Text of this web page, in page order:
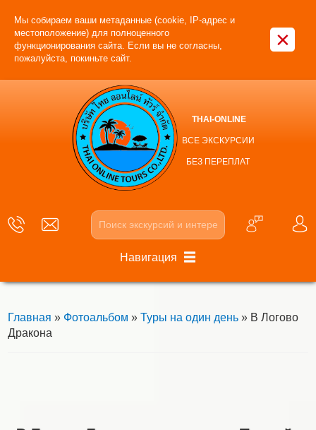
Мы собираем ваши метаданные (cookie, IP-адрес и
местоположение) для полноценного
функционирования сайта. Если вы не согласны,
пожалуйста, покиньте сайт.
×
THAI-ONLINE
ВСЕ ЭКСКУРСИИ
БЕЗ ПЕРЕПЛАТ
Навигация
Главная » Фотоальбом » Туры на один день» В Логово
Дракона